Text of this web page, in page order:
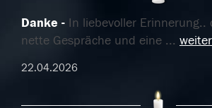
Danke
In liebevoller Erinnerung..
nette Gespräche und eine ...
22.04.2026